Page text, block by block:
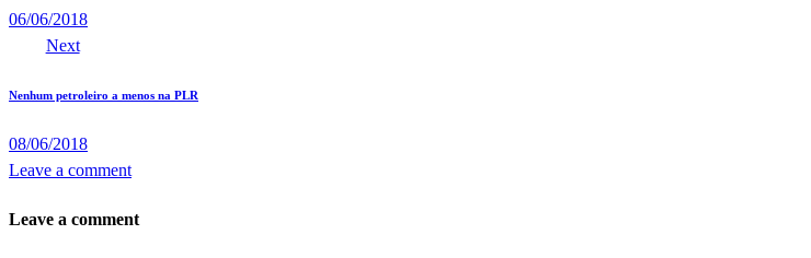
06/06/2018
Next
Nenhum petroleiro a menos na PLR
08/06/2018
Leave a comment
Leave a comment